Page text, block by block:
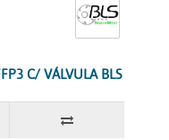
C/ VÁLVULA BLS